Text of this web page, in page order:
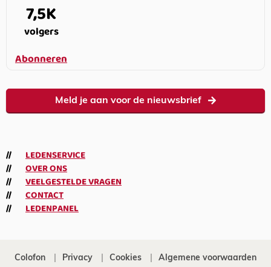
7,5K
volgers
Abonneren
Meld je aan voor de nieuwsbrief
LEDENSERVICE
OVER ONS
VEELGESTELDE VRAGEN
CONTACT
LEDENPANEL
Colofon Privacy Cookies Algemene voorwaarden